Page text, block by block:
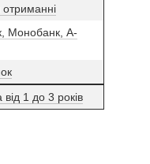
Монобанк, А-
1 до 3 років